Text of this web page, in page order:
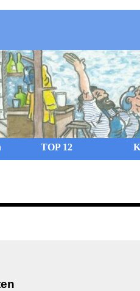
TOP 12